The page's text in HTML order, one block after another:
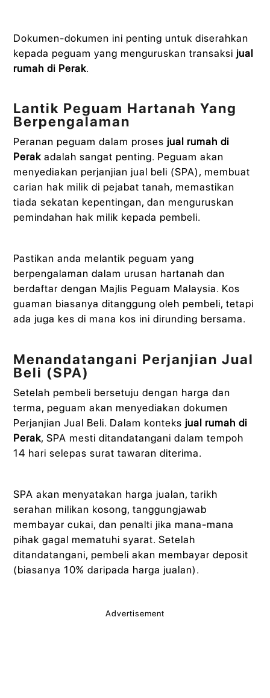
Dokumen-dokumen ini penting untuk diserahkan
kepada peguam yang menguruskan transaksi jual
rumah di Perak.
Lantik Peguam Hartanah Yang
Berpengalaman
Peranan peguam dalam proses jual rumah di
Perak adalah sangat penting. Peguam akan
menyediakan perjanjian jual beli (SPA), membuat
carian hak milik di pejabat tanah, memastikan
tiada sekatan kepentingan, dan menguruskan
pemindahan hak milik kepada pembeli.
Pastikan anda melantik peguam yang
berpengalaman dalam urusan hartanah dan
berdaftar dengan Majlis Peguam Malaysia. Kos
guaman biasanya ditanggung oleh pembeli, tetapi
ada juga kes di mana kos ini dirunding bersama.
Menandatangani Perjanjian Jual
Beli (SPA)
Setelah pembeli bersetuju dengan harga dan
terma, peguam akan menyediakan dokumen
Perjanjian Jual Beli. Dalam konteks jual rumah di
Perak, SPA mesti ditandatangani dalam tempoh
14 hari selepas surat tawaran diterima.
SPA akan menyatakan harga jualan, tarikh
serahan milikan kosong, tanggungjawab
membayar cukai, dan penalti jika mana-mana
pihak gagal mematuhi syarat. Setelah
ditandatangani, pembeli akan membayar deposit
(biasanya 10% daripada harga jualan).
Advertisement